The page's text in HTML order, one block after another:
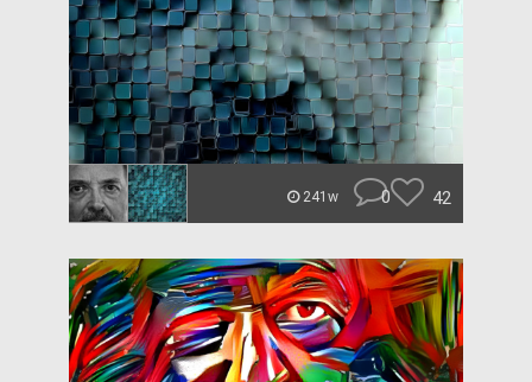
241w 0 42